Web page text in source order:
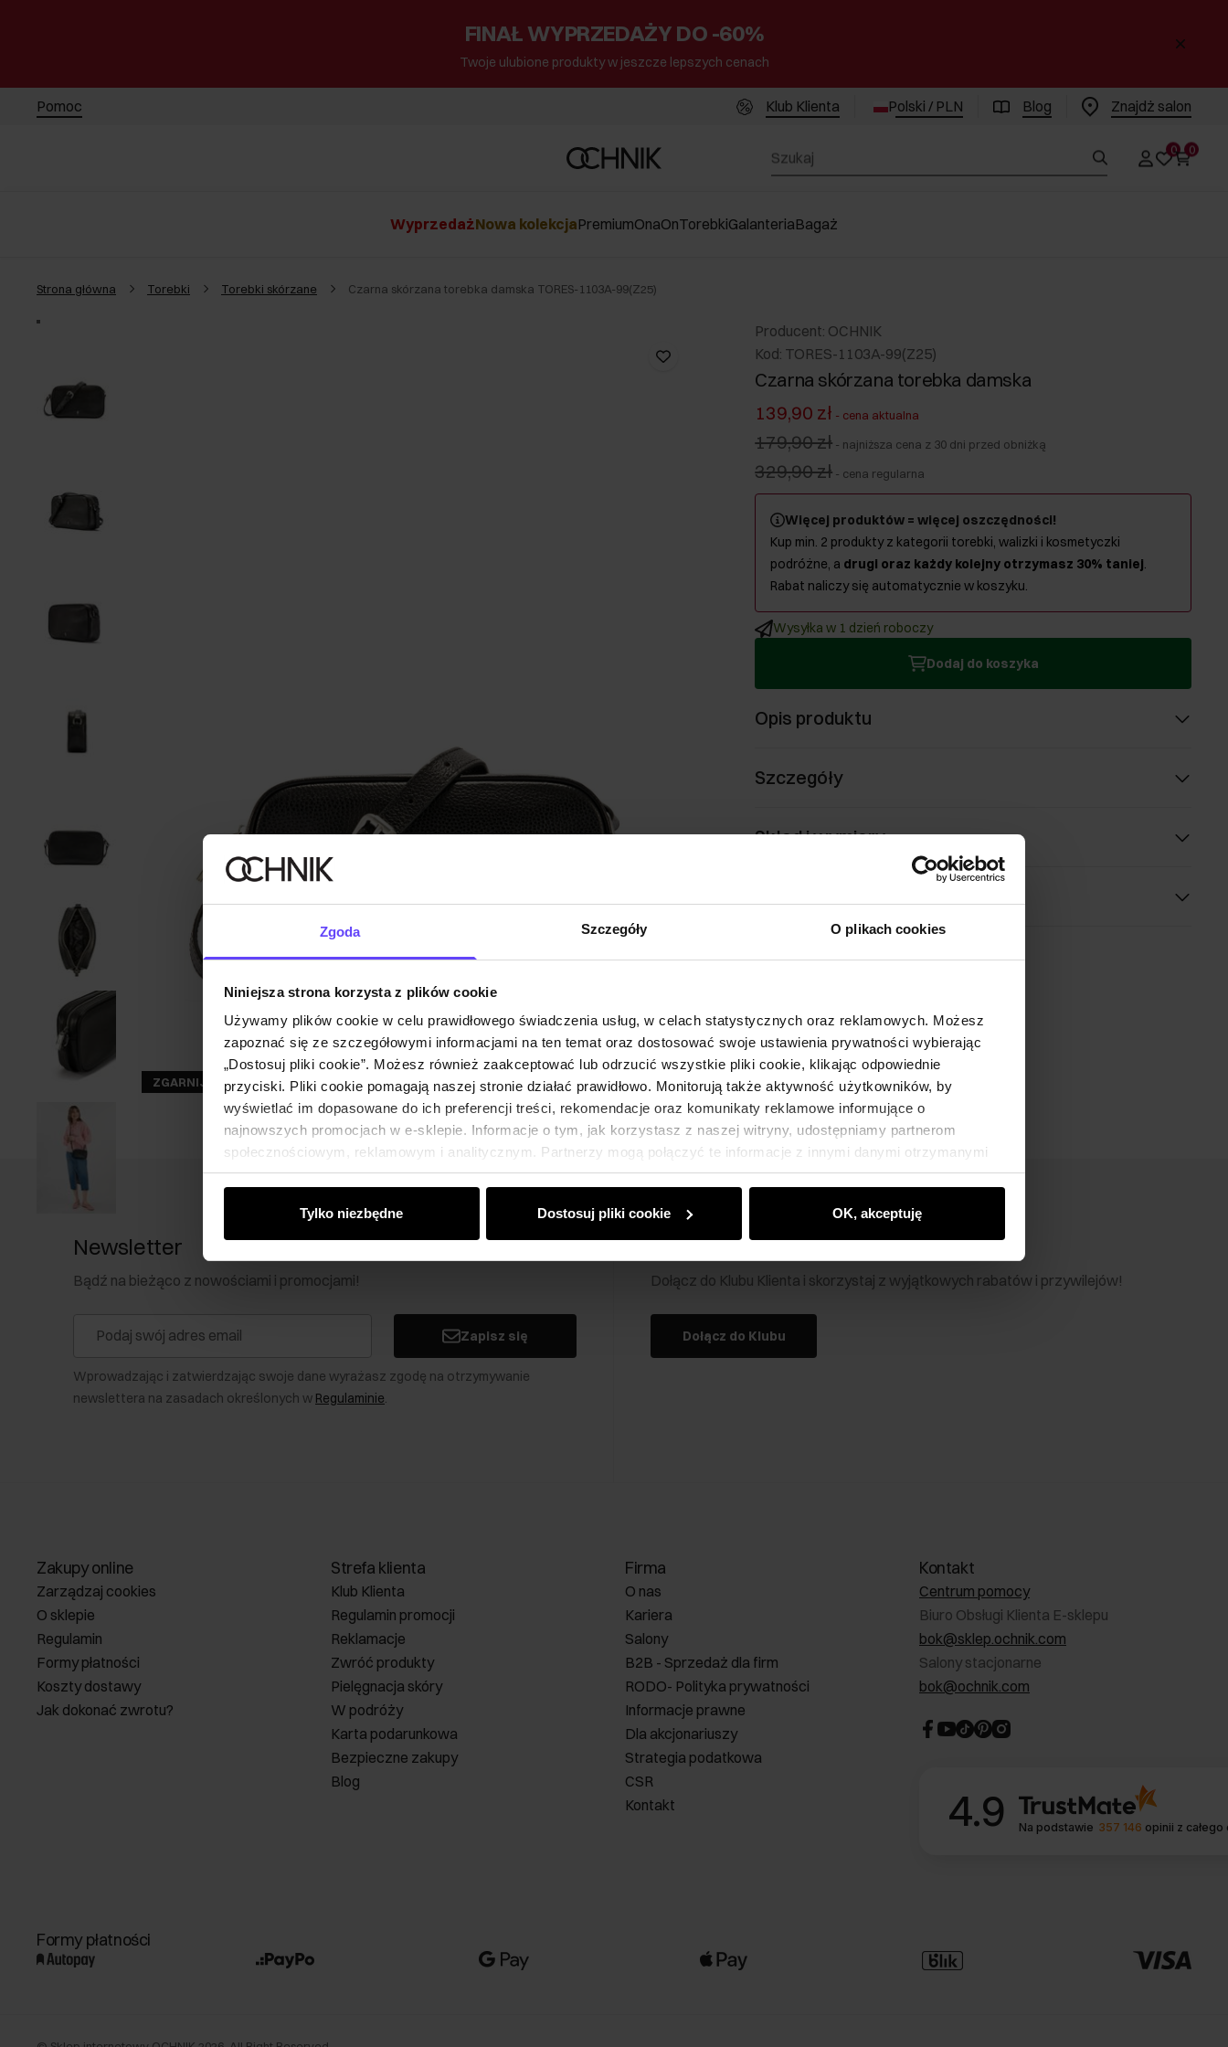
Zgoda Szczegóły O plikach cookies
Niniejsza strona korzysta z plików cookie
Używamy plików cookie w celu prawidłowego świadczenia usług, w celach statystycznych oraz reklamowych. Możesz
zapoznać się ze szczegółowymi informacjami na ten temat oraz dostosować swoje ustawienia prywatności wybierając
„Dostosuj pliki cookie”. Możesz również zaakceptować lub odrzucić wszystkie pliki cookie, klikając odpowiednie
przyciski. Pliki cookie pomagają naszej stronie działać prawidłowo. Monitorują także aktywność użytkowników, by
wyświetlać im dopasowane do ich preferencji treści, rekomendacje oraz komunikaty reklamowe informujące o
najnowszych promocjach w e-sklepie. Informacje o tym, jak korzystasz z naszej witryny, udostępniamy partnerom
społecznościowym, reklamowym i analitycznym. Partnerzy mogą połączyć te informacje z innymi danymi otrzymanymi
od Ciebie lub uzyskanymi podczas korzystania z ich usług.
Tylko niezbędne Dostosuj pliki cookie OK, akceptuję
FINAŁ WYPRZEDAŻY DO -60%
Twoje ulubione produkty w jeszcze lepszych cenach
Pomoc Klub Klienta Polski / PLN Blog Znajdż salon
0 0
WyprzedażNowa kolekcjaPremiumOnaOnTorebkiGalanteriaBagaż
Strona główna Torebki Torebki skórzane Czarna skórzana torebka damska TORES-1103A-99(Z25)
ZGARNIJ -30%
Producent: OCHNIK
Kod: TORES-1103A-99(Z25)
Czarna skórzana torebka damska
139,90 zł - cena aktualna
179,90 zł - najniższa cena z 30 dni przed obniżką
329,90 zł - cena regularna
Więcej produktów = więcej oszczędności!
Kup min. 2 produkty z kategorii torebki, walizki i kosmetyczki
podróżne, a drugi oraz każdy kolejny otrzymasz 30% taniej.
Rabat naliczy się automatycznie w koszyku.
Wysyłka w 1 dzień roboczy
Dodaj do koszyka
Opis produktu
Szczegóły
Skład i wymiary
Newsletter
Bądź na bieżąco z nowościami i promocjami!
Zapisz się
Wprowadzając i zatwierdzając swoje dane wyrażasz zgodę na otrzymywanie
newslettera na zasadach określonych w Regulaminie.
Klub Klienta Ochnik
Dołącz do Klubu Klienta i skorzystaj z wyjątkowych rabatów i przywilejów!
Dołącz do Klubu
Zakupy online
Zarządzaj cookies
O sklepie
Regulamin
Formy płatności
Koszty dostawy
Jak dokonać zwrotu?
Strefa klienta
Klub Klienta
Regulamin promocji
Reklamacje
Zwróć produkty
Pielęgnacja skóry
W podróży
Karta podarunkowa
Bezpieczne zakupy
Blog
Firma
O nas
Kariera
Salony
B2B - Sprzedaż dla firm
RODO- Polityka prywatności
Informacje prawne
Dla akcjonariuszy
Strategia podatkowa
CSR
Kontakt
Kontakt
Centrum pomocy
Biuro Obsługi Klienta E-sklepu
bok@sklep.ochnik.com
Salony stacjonarne
bok@ochnik.com
4.9 Na podstawie 357 146 opinii z
Formy płatności